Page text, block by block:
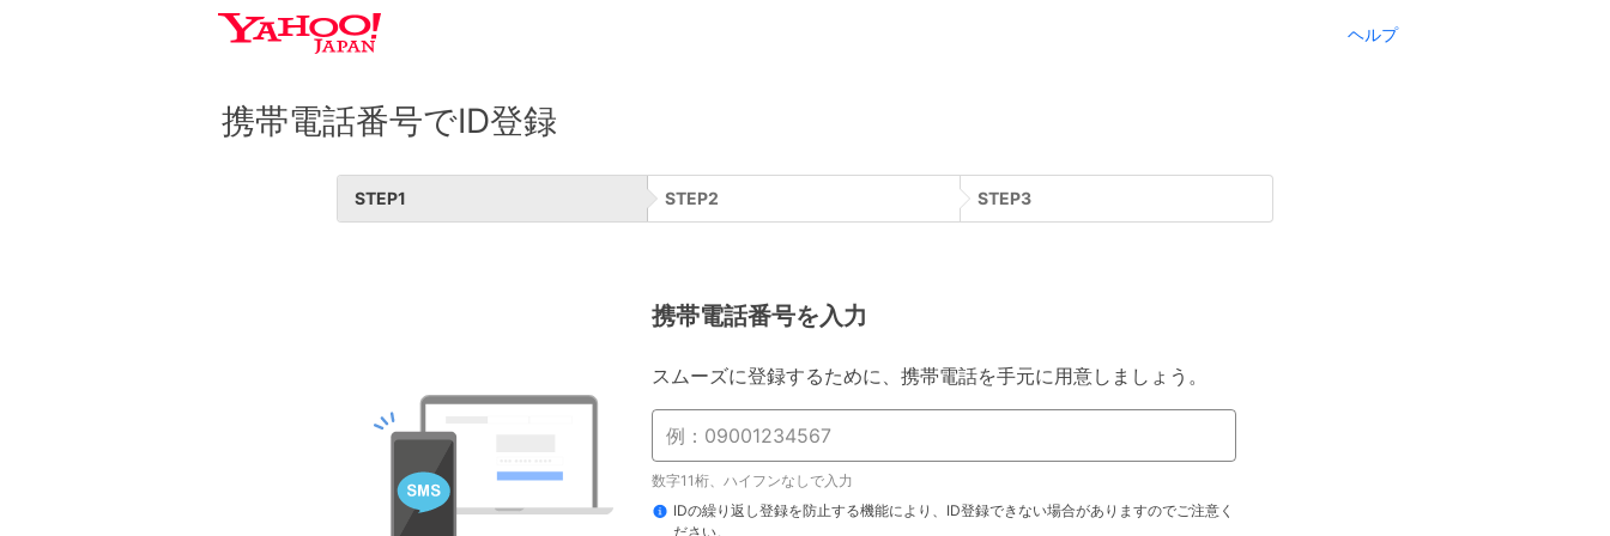
ヘルプ
携帯電話番号でID登録
STEP1 STEP2 STEP3
携帯電話番号を入力
スムーズに登録するために、携帯電話を手元に用意しましょう。
数字11桁、ハイフンなしで入力
IDの繰り返し登録を防止する機能により、ID登録できない場合がありますのでご注意く
ださい。